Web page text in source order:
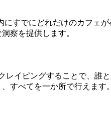
すでにどれだけのカフェ
察を提供します。
イピングすることで、誰
すべてを一か所で行えます